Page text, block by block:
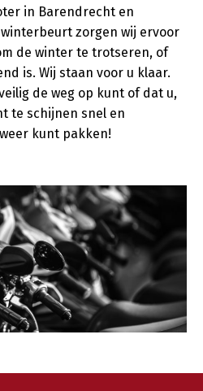
in Barendrecht en
zorgen wij ervoor
de winter te trotseren, of
is. Wij staan voor u klaar.
de weg op kunt of dat u,
te schijnen snel en
kunt pakken!